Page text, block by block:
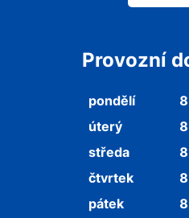
Provozní
pondělí
úterý
středa
čtvrtek
pátek